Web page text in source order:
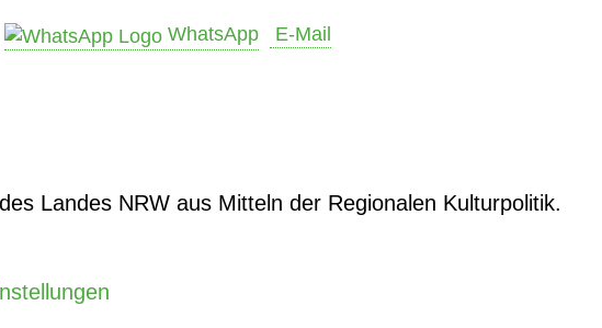
WhatsApp E-Mail
Landes NRW aus Mitteln der Regionalen Kulturpolitik.